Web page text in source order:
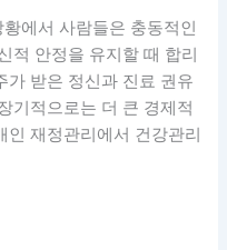
에서 사람들은 충동적인
적 안정을 유지할 때 합리
가 받은 정신과 진료 권유
기적으로는 더 큰 경제적
인 재정관리에서 건강관리